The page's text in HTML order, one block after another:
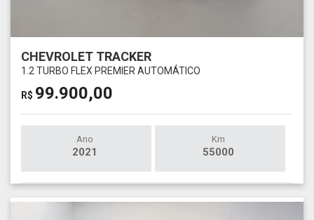
CHEVROLET TRACKER
1.2 TURBO FLEX PREMIER AUTOMÁTICO
R$ 99.900,00
Ano
2021
Km
55000